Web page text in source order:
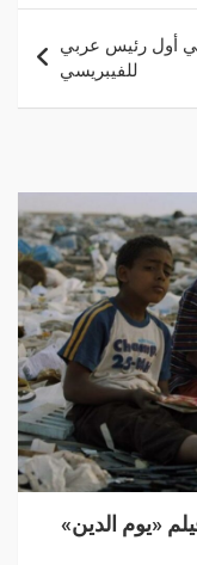
شوقي أول رئيس عربي
للفيبريسي
«يوم الدين»